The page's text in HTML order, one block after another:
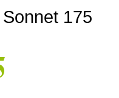
175